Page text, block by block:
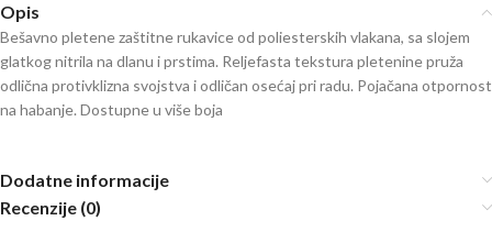
Opis
Bešavno pletene zaštitne rukavice od poliesterskih vlakana, sa slojem
glatkog nitrila na dlanu i prstima. Reljefasta tekstura pletenine pruža
odlična protivklizna svojstva i odličan osećaj pri radu. Pojačana otpornost
na habanje. Dostupne u više boja
Dodatne informacije
Recenzije (0)